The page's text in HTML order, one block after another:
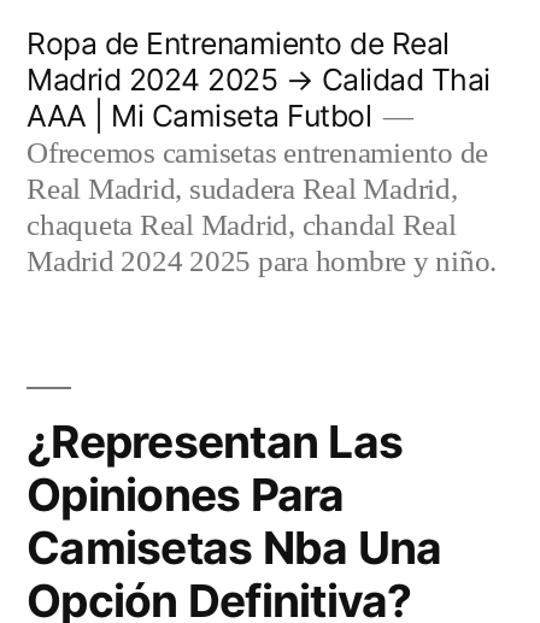
contenido
Ropa de Entrenamiento de Real
Madrid 2024 2025 → Calidad Thai
AAA | Mi Camiseta Futbol
Ofrecemos camisetas entrenamiento de
Real Madrid, sudadera Real Madrid,
chaqueta Real Madrid, chandal Real
Madrid 2024 2025 para hombre y niño.
¿Representan Las
Opiniones Para
Camisetas Nba Una
Opción Definitiva?